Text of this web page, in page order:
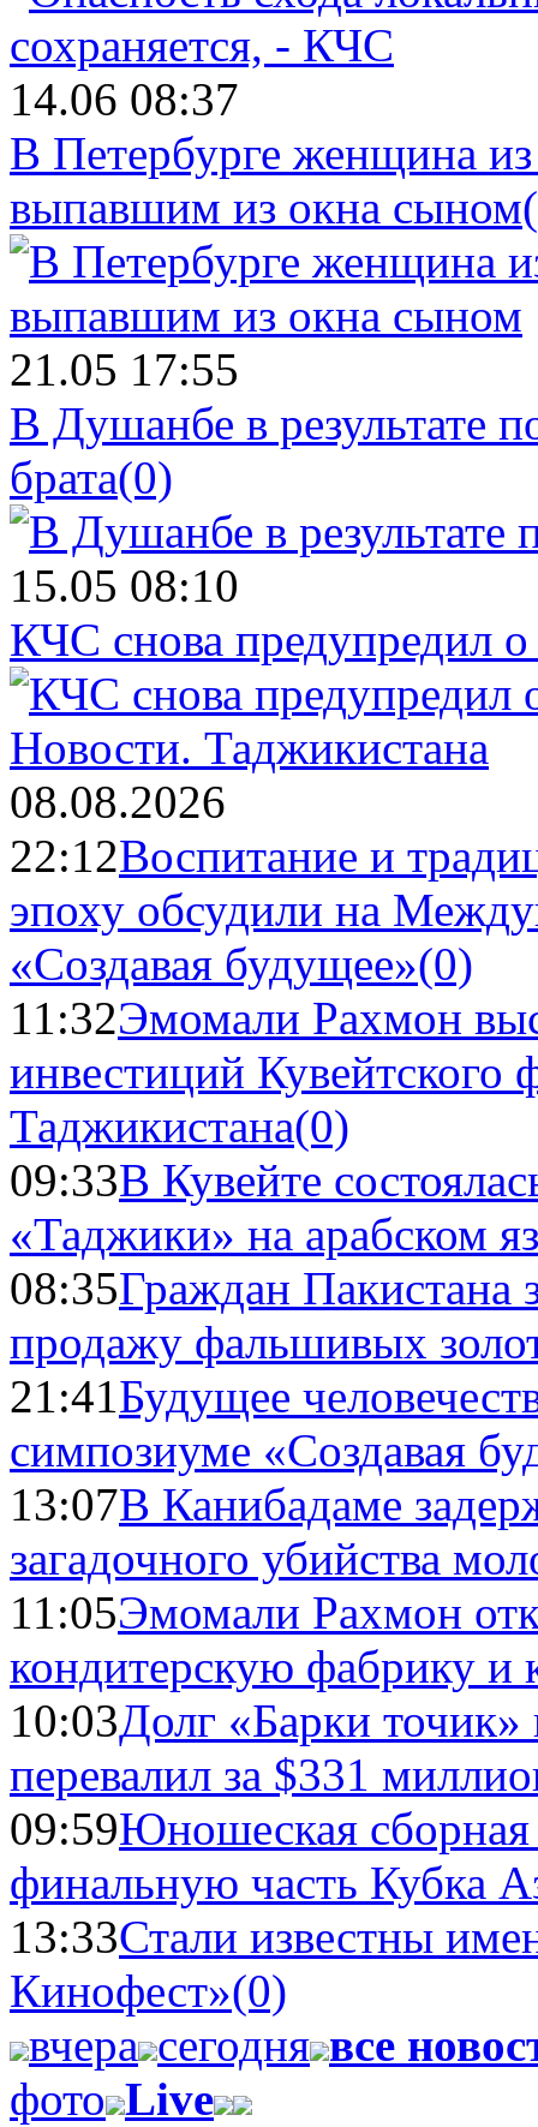
14.06 08:37
В Петербурге женщина
выпавшим из окна сыном
21.05 17:55
В Душанбе в результате
брата(0)
15.05 08:10
КЧС снова предупредил
Новости. Таджикистана
08.08.2026
22:12Воспитание и
эпоху обсудили на
«Создавая будущее»(0)
11:32Эмомали Рахмон
инвестиций Кувейтского
Таджикистана(0)
09:33В Кувейте
«Таджики» на арабском
08:35Граждан Пакистана
продажу фальшивых
21:41Будущее
симпозиуме «Создавая
13:07В Канибадаме
загадочного убийства
11:05Эмомали Рахмон
кондитерскую фабрику и
10:03Долг «Барки
перевалил за $331
09:59Юношеская
финальную часть Кубка
13:33Стали известны
Кинофест»(0)
вчера сегодня все
фото Live